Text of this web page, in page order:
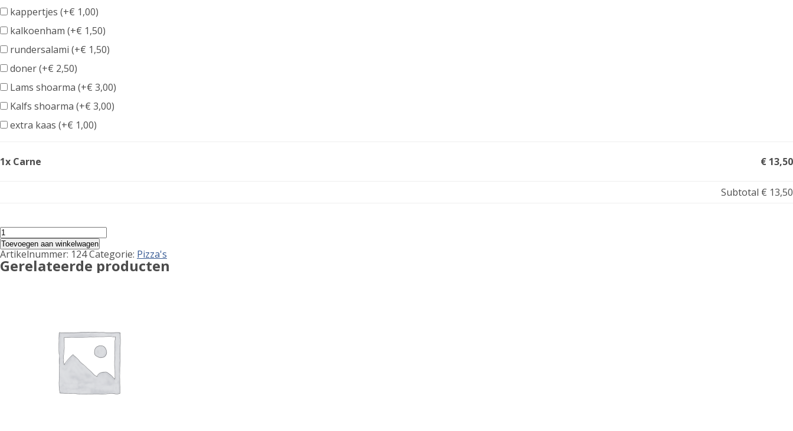
kappertjes (+€ 1,00)
kalkoenham (+€ 1,50)
rundersalami (+€ 1,50)
doner (+€ 2,50)
Lams shoarma (+€ 3,00)
Kalfs shoarma (+€ 3,00)
extra kaas (+€ 1,00)
1x Carne € 13,50
Subtotal € 13,50
Carne
aantal
Toevoegen aan winkelwagen
Artikelnummer: 124Categorie: Pizza's
Gerelateerde producten